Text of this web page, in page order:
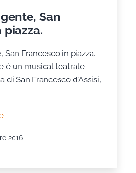
San
piazza.
San Francesco in piazza.
è un musical teatrale
San Francesco d’Assisi,
Forza
gente,
Francesco
2016